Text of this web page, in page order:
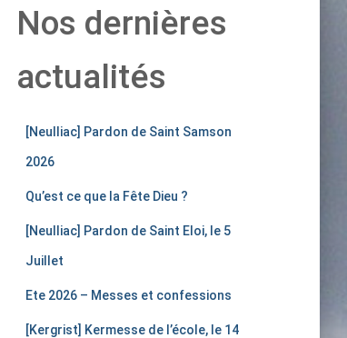
Nos dernières
actualités
[Neulliac] Pardon de Saint Samson
2026
Qu’est ce que la Fête Dieu ?
[Neulliac] Pardon de Saint Eloi, le 5
Juillet
Ete 2026 – Messes et confessions
[Kergrist] Kermesse de l’école, le 14